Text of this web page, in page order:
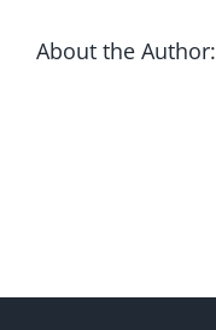
About the Author: